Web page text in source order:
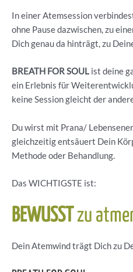
In einer Atemsession
ohne Pause dazwischen, zu
Dich genau da hinträgt, zu
BREATH FOR SOUL ist deine
ein Erlebnis für
keine Session gleicht der
Du wirst mit Prana/
gleichzeitig entsäuert Dein
Methode oder Behandlung.
Das WICHTIGSTE ist:
BEWUSST zu
Dein Atemwind trägt Dich zu